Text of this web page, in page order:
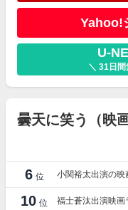
Yahoo!
U-
＼ 31日
曇天に笑う（映
6 位 小関裕太出演の映
10 位 福士蒼汰出演映画